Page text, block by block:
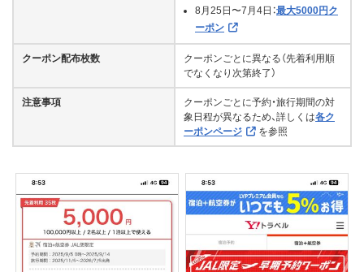
8月25日〜7月4日：最大5000円ク
ーポン
クーポン配布枚数
クーポンごとに異なる（先着利用順
でなくなり次第終了）
注意事項
クーポンごとに予約・旅行期間の対
象日程が異なるため、詳しくは各ク
ーポンページ
を参照